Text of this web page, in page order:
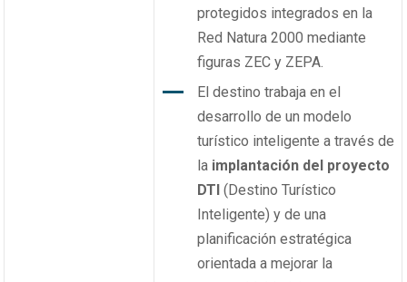
protegidos integrados en la
Red Natura 2000 mediante
figuras ZEC y ZEPA.
El destino trabaja en el
desarrollo de un modelo
turístico inteligente a través de
la implantación del proyecto
DTI (Destino Turístico
Inteligente) y de una
planificación estratégica
orientada a mejorar la